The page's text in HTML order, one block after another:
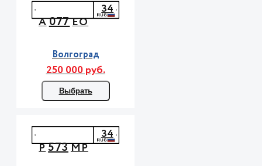
А077ЕО
34
Волгоград
250 000 руб.
Выбрать
Р573МР
34